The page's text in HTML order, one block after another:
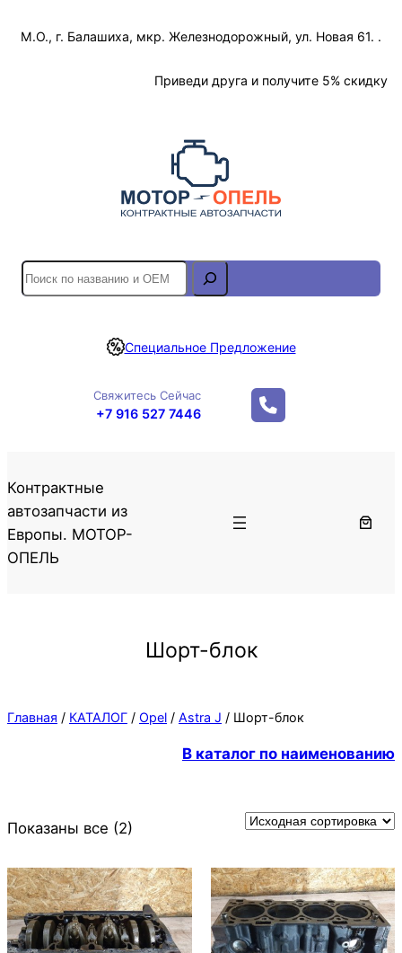
М.О., г. Балашиха, мкр. Железнодорожный, ул. Новая 61. .
Приведи друга и получите 5% скидку
S
e
r
Специальное Предложение
Свяжитесь Сейчас
+7 916 527 7446
Контрактные
автозапчасти из
Европы. МОТОР-
ОПЕЛЬ
Шорт-блок
Главная / КАТАЛОГ / Opel / Astra J / Шорт-блок
В каталог по наименованию
Показаны все (2)